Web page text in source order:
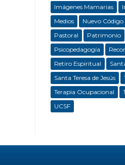
Imágenes Mamarias
Medios
Nuevo
Pastoral
Patrimonio
Psicopedagogía
Retiro Espiritual
Santa Teresa de Jesús
Terapia Ocupacional
UCSF